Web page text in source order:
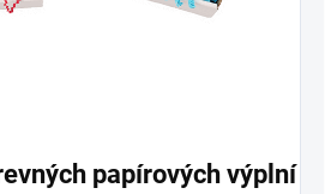
papírových výplní